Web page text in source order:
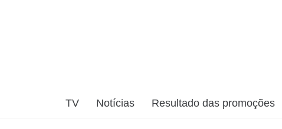
TV Notícias Resultado das promoções